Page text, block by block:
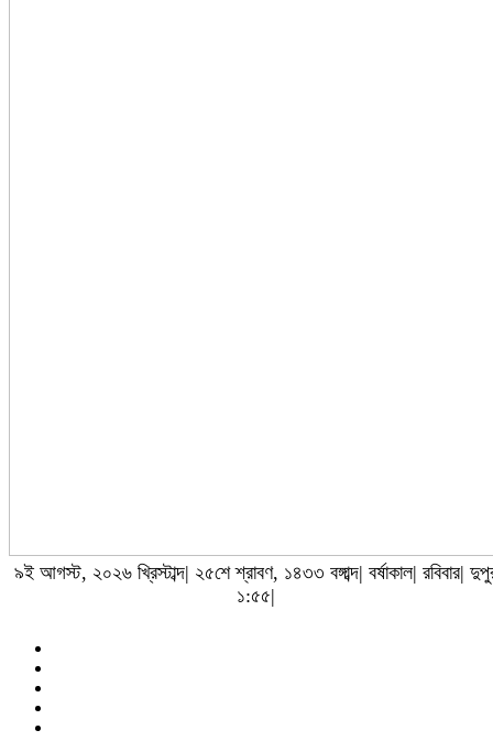
৯ই আগস্ট, ২০২৬ খ্রিস্টাব্দ| ২৫শে শ্রাবণ, ১৪৩৩ বঙ্গাব্দ| বর্ষাকাল| রবিবার|
১:৫৫|